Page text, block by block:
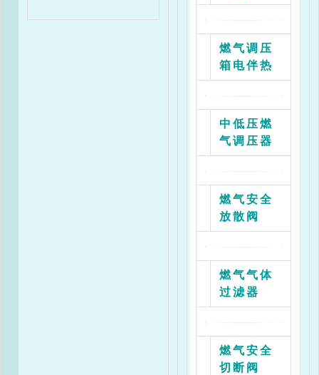
燃气调压
箱电伴热
中低压燃
气调压器
燃气安全
放散阀
燃气气体
过滤器
燃气安全
切断阀